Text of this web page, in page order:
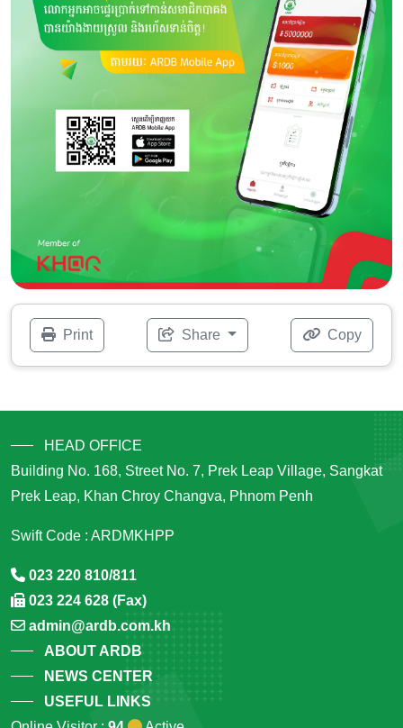
Print Share Copy
HEAD OFFICE
Building No. 168, Street No. 7, Prek Leap Village, Sangkat
Prek Leap, Khan Chroy Changva, Phnom Penh
Swift Code : ARDMKHPP
023 220 810/811
023 224 628 (Fax)
admin@ardb.com.kh
ABOUT ARDB
NEWS CENTER
USEFUL LINKS